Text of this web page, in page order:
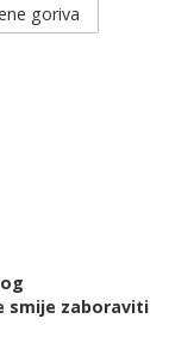
goriva
smije zaboraviti